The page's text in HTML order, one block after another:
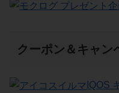
クーポン＆キャン
IQOS